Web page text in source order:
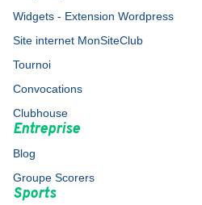
Widgets - Extension Wordpress
Site internet MonSiteClub
Tournoi
Convocations
Clubhouse
Entreprise
Blog
Groupe Scorers
Sports